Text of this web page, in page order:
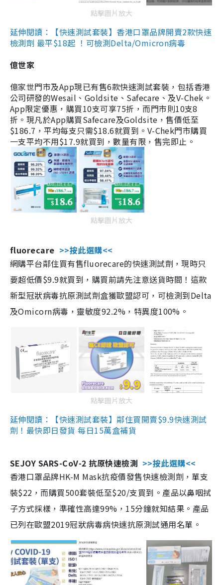
點擊圖片放大
延伸閱讀：【快速測試套裝】香港口罩品牌開賣2款快速
檢測劑 最平$18起 ！可檢測Delta/Omicron病毒
億世家
億家世門市及App現已有售6款快速測試套裝，包括香港
公司研發的Wesail、Goldsite、Safecare、及V-Chek。
App限定優惠，購買10支可享75折，而門市則10支8
折。現凡於App購買Safecare及Goldsite，售價低至
$186.7，平均每支只需$18.6就買到。V-Chek門市購買
一支平均不用$17.9就買到，數量有限，售完即止。
點擊圖片放大
fluorecare >>按此選購<<
網購平台鄰住買有售fluorecare的快速測試劑，現時只
要超低價$9.9就買到，購買前請先注意送貨時間！這款
新型冠狀病毒抗原測試劑盒獲歐盟認可，可檢測到Delta
及Omicorn病毒，靈敏度92.2%，特異度100%。
點擊圖片放大
延伸閱讀：【快速測試套裝】鄰住買開賣$9.9快速測試
劑！最快即日發貨 每日15萬盒補貨
SEJOY SARS-CoV-2 抗原快速檢測 >>按此選購<<
香港口罩品牌HK-M Mask抗疫價發售快速檢測劑，單支
裝$22，而購買500套裝低至$20/支買到。產品以鼻咽拭
子方式採樣，準確性高達99%，15分鐘就知結果。產品
已列在歐盟2019冠狀病毒病快速抗原測試通用名單。